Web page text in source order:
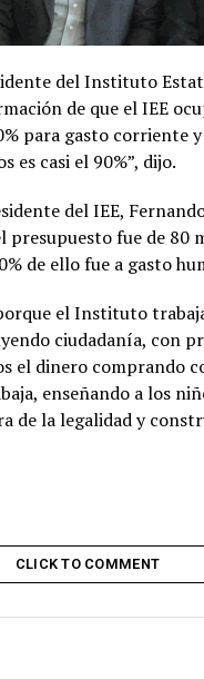
del Instituto
de que el IEE
para gasto corriente y
es casi el 90%”, dijo.
del IEE,
presupuesto fue de 80
de ello fue a gasto
el Instituto
ciudadanía, con
el dinero comprando
enseñando a los
de la legalidad y
CLICK TO COMMENT